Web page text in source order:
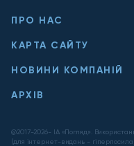
ПРО НАС
КАРТА САЙТУ
НОВИНИ КОМПАНІЙ
АРХІВ
@2017-2026- ІА «Погляд».
(для інтернет-видань -